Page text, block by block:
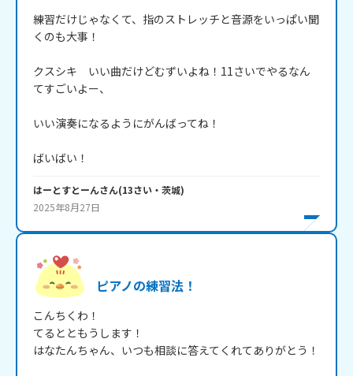
練習だけじゃなくて、指のストレッチと音源をいっぱい聞
くのも大事！
クスシキ　いい曲だけどむずいよね！11さいでやるなん
てすごいよー、
いい演奏になるようにがんばってね！
ばいばい！
はーとすとーんさん(13さい・ 茨城)
2025年8月27日
ピアノの練習法！
こんちくわ！
てるとともうします！
はなたんちゃん、いつも相談に答えてくれてありがとう！